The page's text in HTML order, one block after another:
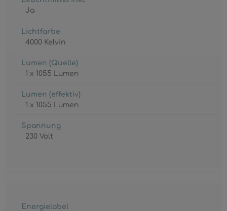
Ja
Lichtfarbe
4000 Kelvin
Lumen (Quelle)
1 x 1055 Lumen
Lumen (effektiv)
1 x 1055 Lumen
Spannung
230 Volt
Energielabel